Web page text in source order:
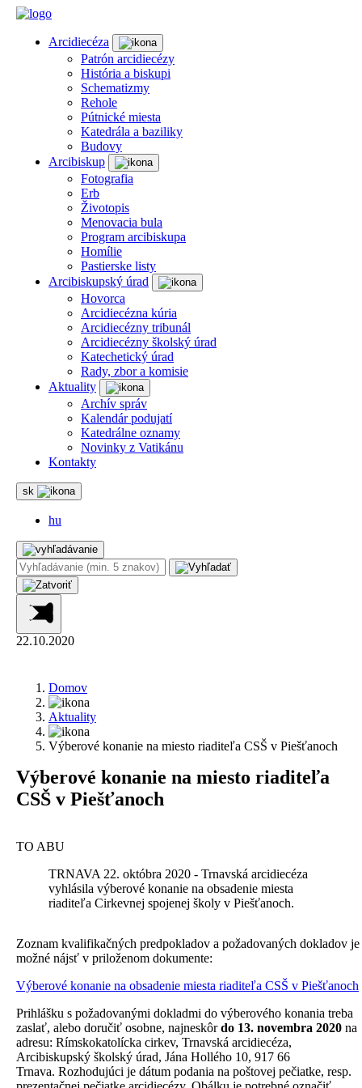
Arcidiecéza
Patrón arcidiecézy
História a biskupi
Schematizmy
Rehole
Pútnické miesta
Katedrála a baziliky
Budovy
Arcibiskup
Fotografia
Erb
Životopis
Menovacia bula
Program arcibiskupa
Homílie
Pastierske listy
Arcibiskupský úrad
Hovorca
Arcidiecézna kúria
Arcidiecézny tribunál
Arcidiecézny školský úrad
Katechetický úrad
Rady, zbor a komisie
Aktuality
Archív správ
Kalendár podujatí
Katedrálne oznamy
Novinky z Vatikánu
Kontakty
sk
hu
22.10.2020
Domov
Aktuality
Výberové konanie na miesto riaditeľa CSŠ v Piešťanoch
Výberové konanie na miesto riaditeľa
CSŠ v Piešťanoch
TO ABU
TRNAVA 22. októbra 2020 - Trnavská arcidiecéza
vyhlásila výberové konanie na obsadenie miesta
riaditeľa Cirkevnej spojenej školy v Piešťanoch.
Zoznam kvalifikačných predpokladov a požadovaných dokladov je
možné nájsť v priloženom dokumente:
Výberové konanie na obsadenie miesta riaditeľa CSŠ v Piešťanoch
Prihlášku s požadovanými dokladmi do výberového konania treba
zaslať, alebo doručiť osobne, najneskôrdo 13. novembra 2020 na
adresu: Rímskokatolícka cirkev, Trnavská arcidiecéza,
Arcibiskupský školský úrad, Jána Hollého 10, 917 66
Trnava. Rozhodujúci je dátum podania na poštovej pečiatke, resp.